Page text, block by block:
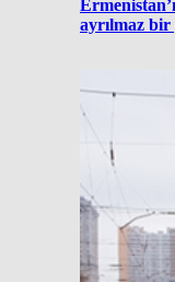
ayrılmaz bir